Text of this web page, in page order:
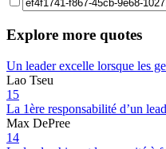
Explore more quotes
Un leader excelle lorsque les
Lao Tseu
15
La 1ère responsabilité d’un
Max DePree
14